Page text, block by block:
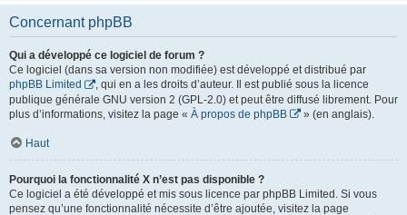
Concernant phpBB
Qui a développé ce logiciel de forum ?
Ce logiciel (dans sa version non modifiée) est développé et distribué par
phpBB Limited
, qui en a les droits d’auteur. Il est publié sous la licence
publique générale GNU version 2 (GPL-2.0) et peut être diffusé librement. Pour
plus d’informations, visitez la page « À propos de phpBB » (en anglais).
Haut
Pourquoi la fonctionnalité X n’est pas disponible ?
Ce logiciel a été développé et mis sous licence par phpBB Limited. Si vous
pensez qu’une fonctionnalité nécessite d’être ajoutée, visitez la page